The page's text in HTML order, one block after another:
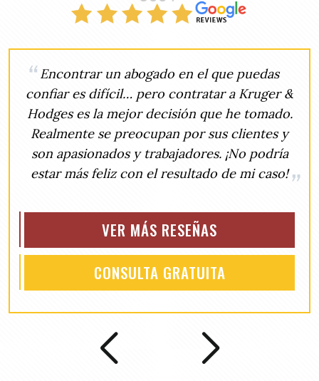
Encontrar un abogado en el que puedas
confiar es difícil… pero contratar a Kruger &
Hodges es la mejor decisión que he tomado.
Realmente se preocupan por sus clientes y
son apasionados y trabajadores. ¡No podría
estar más feliz con el resultado de mi caso!
VER MÁS RESEÑAS
CONSULTA GRATUITA